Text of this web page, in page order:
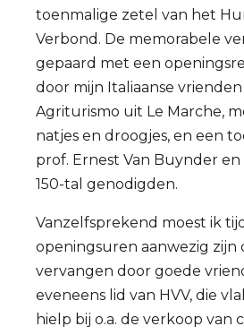
toenmalige zetel van het
Verbond. De memorabele
gepaard met een
door mijn Italiaanse
Agriturismo uit Le Marche,
natjes en droogjes, en een
prof. Ernest Van Buynder
150-tal genodigden.
Vanzelfsprekend moest ik
openingsuren aanwezig zijn
vervangen door goede
eveneens lid van HVV, die
hielp bij o.a. de verkoop van